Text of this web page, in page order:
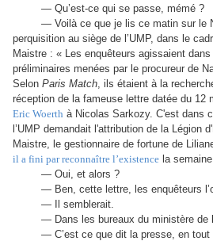
— Qu’est-ce qui se passe, mémé ?
— Voilà ce que je lis ce matin sur le
perquisition au siège de l’UMP, dans le
Maistre : « Les enquêteurs agissaient
préliminaires menées par le procureur de
Selon Paris Match, ils étaient à la
réception de la fameuse lettre datée du 12
Eric Woerth à Nicolas Sarkozy. C'est dans
l’UMP demandait l'attribution de la Légion
Maistre, le gestionnaire de fortune de
il a fini par reconnaître l’existence la
— Oui, et alors ?
— Ben, cette lettre, les enquêteurs
— Il semblerait.
— Dans les bureaux du ministère de
— C’est ce que dit la presse, en tout